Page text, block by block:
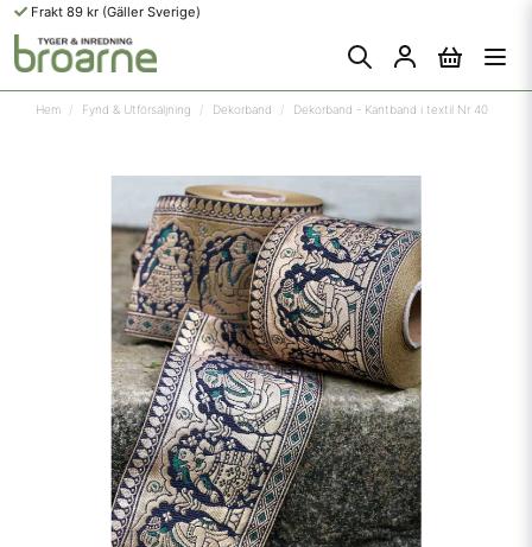
Frakt 89 kr (Gäller Sverige)
Hem Fynd & Utförsäljning Dekorband Dekorband - Kantband i textil Nr 40